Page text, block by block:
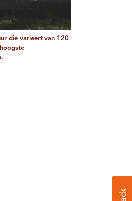
die varieert van 120